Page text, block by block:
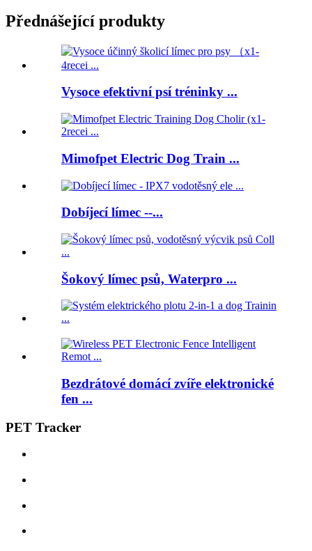
Přednášející produkty
Vysoce efektivní psí tréninky ...
Mimofpet Electric Dog Train ...
Dobíjecí límec --...
Šokový límec psů, Waterpro ...
Bezdrátové domácí zvíře elektronické
fen ...
PET Tracker